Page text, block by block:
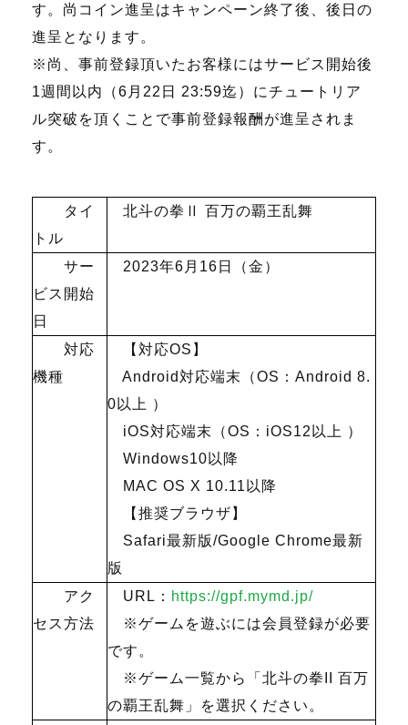
す。尚コイン進呈はキャンペーン終了後、後日の
進呈となります。
※尚、事前登録頂いたお客様にはサービス開始後
1週間以内（6 月 22 日 23:59迄）にチュートリア
ル突破を頂くことで事前登録報酬が進呈されま
す。
タイ
トル
北斗の拳Ⅱ 百万の覇王乱舞
サー
ビス開始
日
2023年6 月 16 日（金）
対応
機種
【対応OS 】
Android対応端末（OS ： Android 8.
0 以上 ）
iOS対応端末（OS ： iOS12 以上 ）
Windows10以降
MAC OS X 10.11以降
【推奨ブラウザ】
Safari最新版/Google Chrome最新
版
アク
セス方法
URL： https://gpf.mymd.jp/
※ゲームを遊ぶには会員登録が必要
です。
※ゲーム一覧から「北斗の拳
百万
の覇王乱舞」を選択ください。